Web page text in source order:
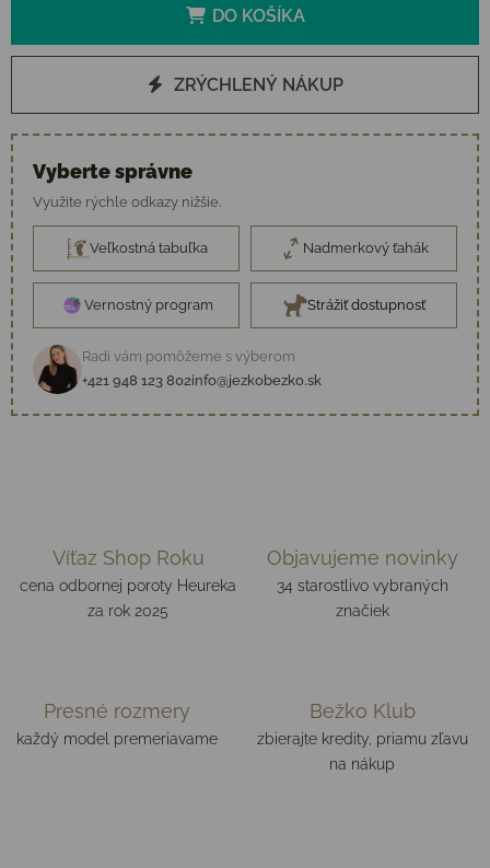
DO KOŠÍKA
ZRÝCHLENÝ NÁKUP
Vyberte správne
Využite rýchle odkazy nižšie.
Veľkostná tabuľka Nadmerkový ťahák
Vernostný program Strážiť dostupnosť
Radi vám pomôžeme s výberom
+421 948 123 802info@jezkobezko.sk
Víťaz Shop Roku
cena odbornej poroty Heureka
za rok 2025
Objavujeme novinky
34 starostlivo vybraných
značiek
Presné rozmery
každý model premeriavame
Bežko Klub
zbierajte kredity, priamu zľavu
na nákup